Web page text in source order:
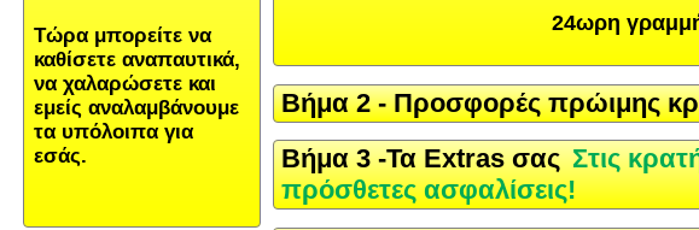
Τώρα μπορείτε να
καθίσετε αναπαυτικά,
να χαλαρώσετε και
εμείς αναλαμβάνουμε
τα υπόλοιπα για
εσάς.
24ωρη
Βήμα 2 - Προσφορές πρώιμης
Βήμα 3 -Τα Extras σας Στις
πρόσθετες ασφαλίσεις!